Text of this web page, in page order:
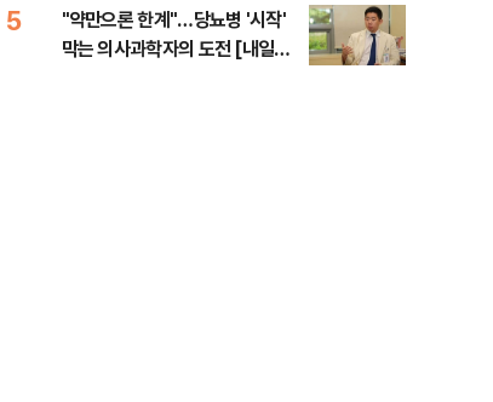
5
"약만으론 한계"…당뇨병 '시작'
막는 의사과학자의 도전 [내일의